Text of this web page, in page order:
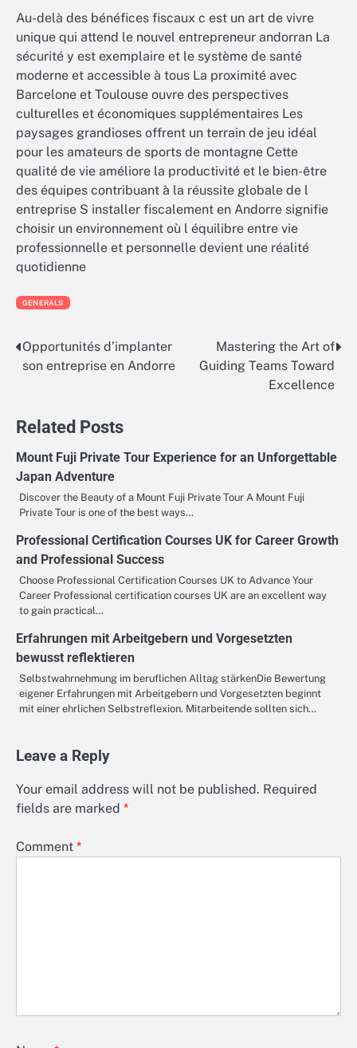
Au-delà des bénéfices fiscaux c est un art de vivre
unique qui attend le nouvel entrepreneur andorran La
sécurité y est exemplaire et le système de santé
moderne et accessible à tous La proximité avec
Barcelone et Toulouse ouvre des perspectives
culturelles et économiques supplémentaires Les
paysages grandioses offrent un terrain de jeu idéal
pour les amateurs de sports de montagne Cette
qualité de vie améliore la productivité et le bien-être
des équipes contribuant à la réussite globale de l
entreprise S installer fiscalement en Andorre signifie
choisir un environnement où l équilibre entre vie
professionnelle et personnelle devient une réalité
quotidienne
GENERALS
Post
navigation
Opportunités d’implanter
son entreprise en Andorre
Mastering the Art of
Guiding Teams Toward
Excellence
Related Posts
Mount Fuji Private Tour Experience for an Unforgettable
Japan Adventure
Discover the Beauty of a Mount Fuji Private Tour A Mount Fuji
Private Tour is one of the best ways…
Professional Certification Courses UK for Career Growth
and Professional Success
Choose Professional Certification Courses UK to Advance Your
Career Professional certification courses UK are an excellent way
to gain practical…
Erfahrungen mit Arbeitgebern und Vorgesetzten
bewusst reflektieren
Selbstwahrnehmung im beruflichen Alltag stärkenDie Bewertung
eigener Erfahrungen mit Arbeitgebern und Vorgesetzten beginnt
mit einer ehrlichen Selbstreflexion. Mitarbeitende sollten sich…
Leave a Reply
Your email address will not be published. Required
fields are marked *
Comment *